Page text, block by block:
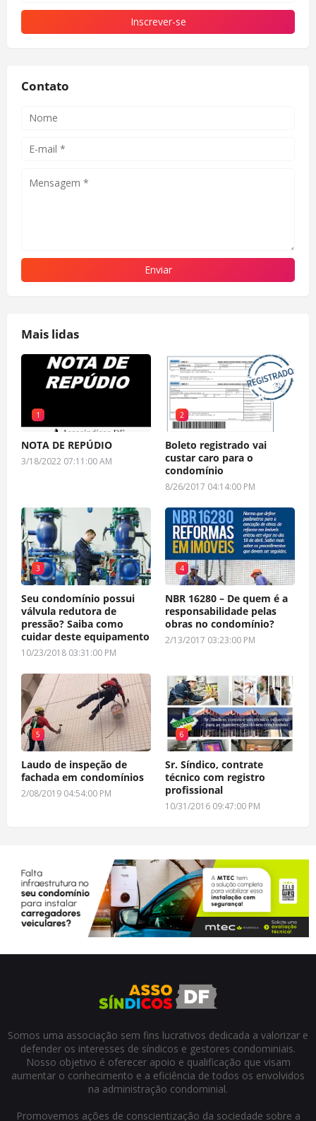
Contato
Mais lidas
1
NOTA DE REPÚDIO
3/18/2022 07:11:00 AM
2
Boleto registrado vai
custar caro para o
condomínio
8/26/2017 04:14:00 PM
3
Seu condomínio possui
válvula redutora de
pressão? Saiba como
cuidar deste equipamento
10/23/2018 03:31:00 PM
4
NBR 16280 – De quem é a
responsabilidade pelas
obras no condomínio?
2/13/2017 03:23:00 PM
5
Laudo de inspeção de
fachada em condomínios
2/08/2019 04:54:00 PM
6
Sr. Síndico, contrate
técnico com registro
profissional
10/31/2016 09:47:00 PM
Somos uma associação sem fins lucrativos dedicada a valorizar e
defender os interesses de síndicos e gestores condominiais.
Nosso objetivo é oferecer apoio e qualificação que visam
aumentar o conhecimento e a eficiência de todos os envolvidos
na administração condominial.
Promovemos ações de conscientização da sociedade sobre a